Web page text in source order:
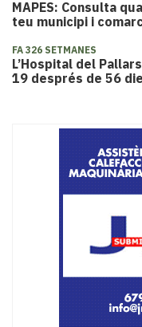
MAPES: Consulta
teu municipi i
FA 326 SETMANES
L’Hospital del
19 després de 56